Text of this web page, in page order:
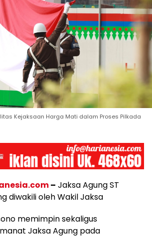
Kejaksaan Harga Mati dalam Proses Pilkada
– Jaksa Agung ST
diwakili oleh Wakil Jaksa
memimpin sekaligus
Jaksa Agung pada